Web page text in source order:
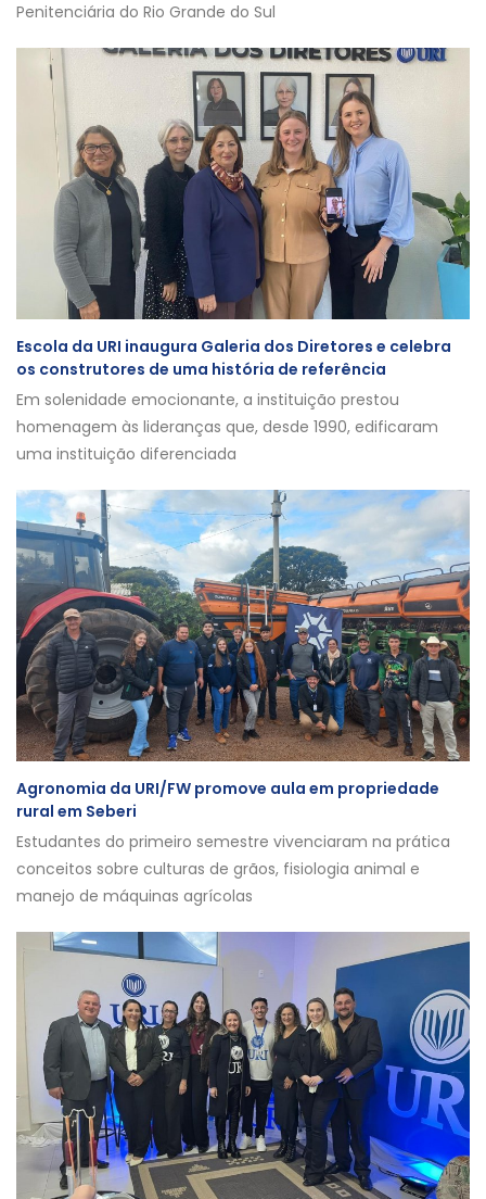
Penitenciária do Rio Grande do Sul
Escola da URI inaugura Galeria dos Diretores e celebra
os construtores de uma história de referência
Em solenidade emocionante, a instituição prestou
homenagem às lideranças que, desde 1990, edificaram
uma instituição diferenciada
Agronomia da URI/FW promove aula em propriedade
rural em Seberi
Estudantes do primeiro semestre vivenciaram na prática
conceitos sobre culturas de grãos, fisiologia animal e
manejo de máquinas agrícolas